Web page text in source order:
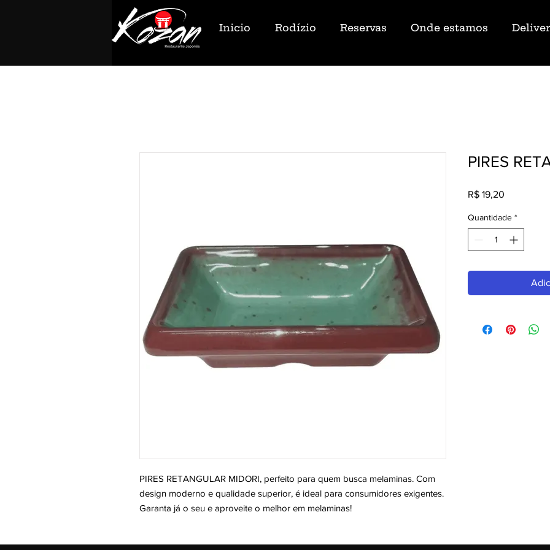
Inicio Rodízio Reservas Onde estamos
PIRES RETANGULAR MIDORI, perfeito para quem busca melaminas. Com
design moderno e qualidade superior, é ideal para consumidores exigentes.
Garanta já o seu e aproveite o melhor em melaminas!
PIRES
R$ 19,20
Quantidade *